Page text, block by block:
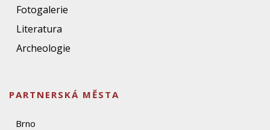
Fotogalerie
Literatura
Archeologie
PARTNERSKÁ MĚSTA
Brno